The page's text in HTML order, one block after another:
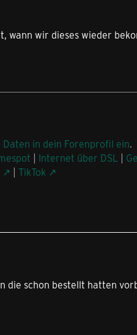
wann wir dieses wieder
in dein Forenprofil ein.
| Internet über DSL |
| TikTok
die schon bestellt hatten